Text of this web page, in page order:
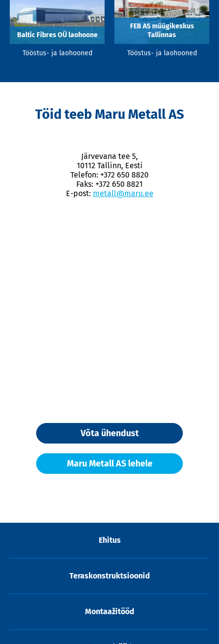
Baltic Fibres OÜ laohoone
Tööstus- ja laohooned
FEB AS müügikeskus
Tallinnas
Tööstus- ja laohooned
Töid teeb Maru Metall AS
Järvevana tee 5,
10112 Tallinn, Eesti
Telefon: +372 650 8820
Faks: +372 650 8821
E-post: metall@maru.ee
Võta ühendust
Maru Metall AS lehele
Ehitus
Teraskonstruktsioonid
Montaažitööd